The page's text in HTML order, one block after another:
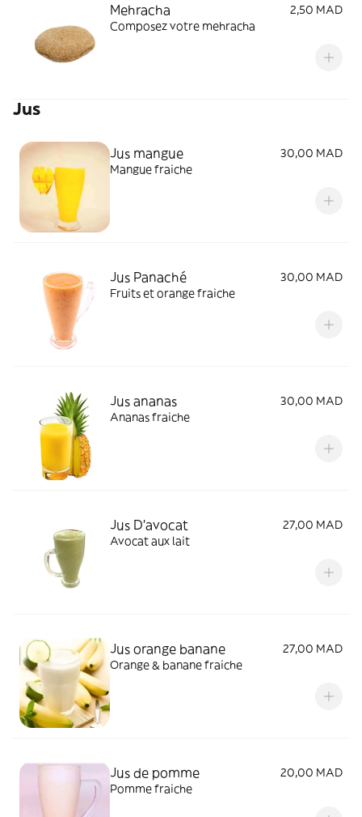
Mehracha
2,50 MAD
Composez votre mehracha
Jus
Jus mangue
30,00 MAD
Mangue fraiche
Jus Panaché
30,00 MAD
Fruits et orange fraiche
Jus ananas
30,00 MAD
Ananas fraiche
Jus D'avocat
27,00 MAD
Avocat aux lait
Jus orange banane
27,00 MAD
Orange & banane fraiche
Jus de pomme
20,00 MAD
Pomme fraiche